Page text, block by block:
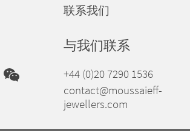
联系我们
与我们联系
+44 (0)20 7290 1536
contact@moussaieff-
jewellers.com